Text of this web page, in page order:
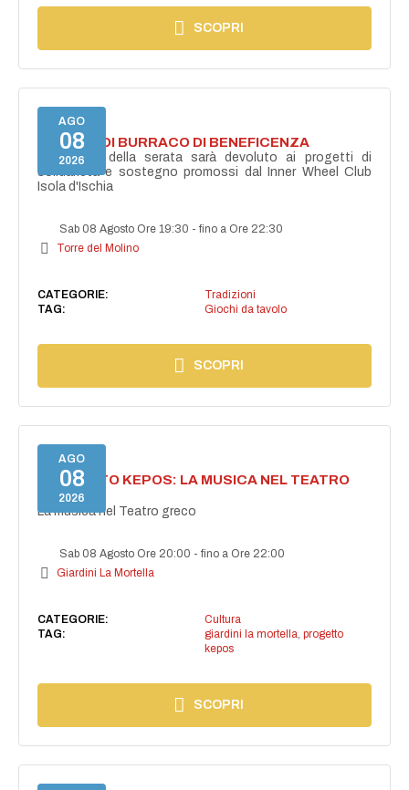
SCOPRI
AGO
08
2026
TORNEO DI BURRACO DI BENEFICENZA
Il ricavato della serata sarà devoluto ai progetti di
solidarietà e sostegno promossi dal Inner Wheel Club
Isola d'Ischia
Sab 08 Agosto Ore 19:30 -fino a Ore 22:30
Torre del Molino
CATEGORIE:
Tradizioni
TAG:
Giochi da tavolo
SCOPRI
AGO
08
2026
PROGETTO KEPOS: LA MUSICA NEL TEATRO
GRECO
La musica nel Teatro greco
Sab 08 Agosto Ore 20:00 -fino a Ore 22:00
Giardini La Mortella
CATEGORIE:
Cultura
TAG:
giardini la mortella, progetto
kepos
SCOPRI